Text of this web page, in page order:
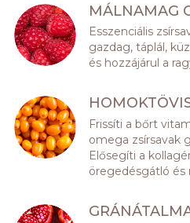
MÁLNAMAG
Esszenciális
gazdag, táplál,
és hozzájárul a
Frissíti a bőrt
omega zsírsavak
Elősegíti a
öregedésgátló és